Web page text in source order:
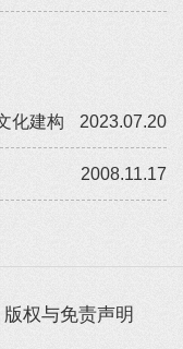
2023.07.20
化建构
2008.11.17
版权与免责声明